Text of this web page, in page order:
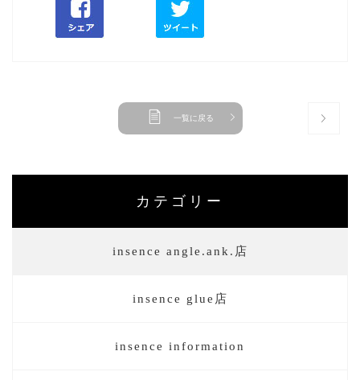
一覧に戻る
カテゴリー
insence angle.ank.店
insence glue店
insence information